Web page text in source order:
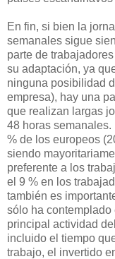
En fin, si bien la
semanales sigue
parte de
su adaptación, ya
ninguna posibilidad
empresa), hay una
que realizan largas
48 horas
% de los europeos
siendo
preferente a los
el 9 % en los
también es
sólo ha
principal actividad
incluido el tiempo
trabajo, el invertido